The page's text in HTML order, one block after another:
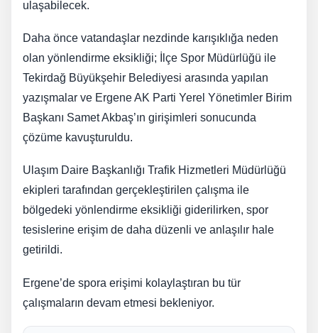
ulaşabilecek.
Daha önce vatandaşlar nezdinde karışıklığa neden
olan yönlendirme eksikliği; İlçe Spor Müdürlüğü ile
Tekirdağ Büyükşehir Belediyesi arasında yapılan
yazışmalar ve Ergene AK Parti Yerel Yönetimler Birim
Başkanı Samet Akbaş’ın girişimleri sonucunda
çözüme kavuşturuldu.
Ulaşım Daire Başkanlığı Trafik Hizmetleri Müdürlüğü
ekipleri tarafından gerçekleştirilen çalışma ile
bölgedeki yönlendirme eksikliği giderilirken, spor
tesislerine erişim de daha düzenli ve anlaşılır hale
getirildi.
Ergene’de spora erişimi kolaylaştıran bu tür
çalışmaların devam etmesi bekleniyor.